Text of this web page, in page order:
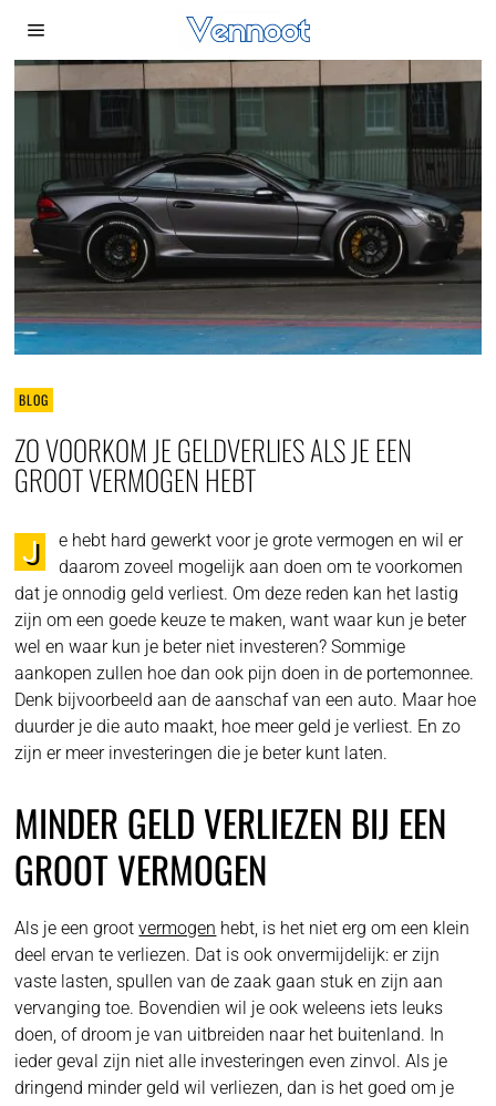
BLOG
ZO VOORKOM JE GELDVERLIES ALS JE EEN
GROOT VERMOGEN HEBT
J
e hebt hard gewerkt voor je grote vermogen en wil er
daarom zoveel mogelijk aan doen om te voorkomen
dat je onnodig geld verliest. Om deze reden kan het lastig
zijn om een goede keuze te maken, want waar kun je beter
wel en waar kun je beter niet investeren? Sommige
aankopen zullen hoe dan ook pijn doen in de portemonnee.
Denk bijvoorbeeld aan de aanschaf van een auto. Maar hoe
duurder je die auto maakt, hoe meer geld je verliest. En zo
zijn er meer investeringen die je beter kunt laten.
MINDER GELD VERLIEZEN BIJ EEN
GROOT VERMOGEN
Als je een grootvermogen hebt, is het niet erg om een klein
deel ervan te verliezen. Dat is ook onvermijdelijk: er zijn
vaste lasten, spullen van de zaak gaan stuk en zijn aan
vervanging toe. Bovendien wil je ook weleens iets leuks
doen, of droom je van uitbreiden naar het buitenland. In
ieder geval zijn niet alle investeringen even zinvol. Als je
dringend minder geld wil verliezen, dan is het goed om je